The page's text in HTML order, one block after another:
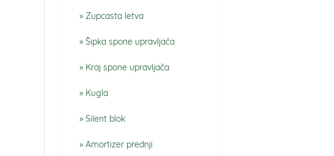
Zupcasta letva
Šipka spone upravljača
Kraj spone upravljača
Kugla
Silent blok
Amortizer prednji